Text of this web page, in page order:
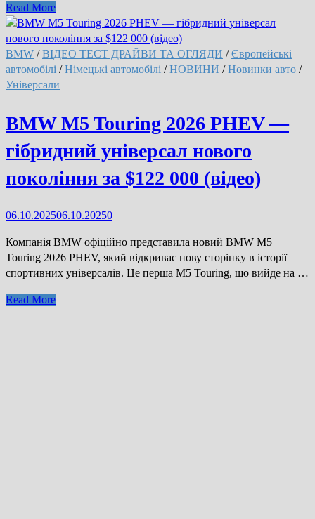
Volkswagen
Passat
B8
на
вторинному
ринку:
слабкі
місця
та
реальні
витрати
(відео)
Read More
BMW /ВІДЕО ТЕСТ ДРАЙВИ ТА ОГЛЯДИ /Європейські
автомобілі /Німецькі автомобілі /НОВИНИ /Новинки авто /
Універсали
BMW M5 Touring 2026 PHEV —
гібридний універсал нового
покоління за $122 000 (відео)
06.10.202506.10.20250
Компанія BMW офіційно представила новий BMW M5
Touring 2026 PHEV, який відкриває нову сторінку в історії
спортивних універсалів. Це перша M5 Touring, що вийде на …
BMW
Read More